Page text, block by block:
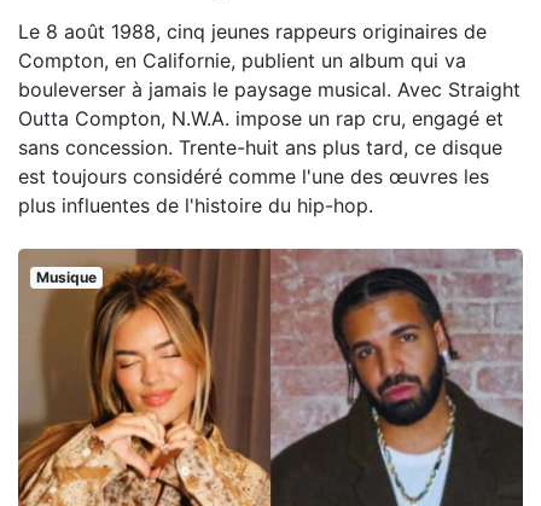
Le 8 août 1988, cinq jeunes rappeurs originaires de
Compton, en Californie, publient un album qui va
bouleverser à jamais le paysage musical. Avec Straight
Outta Compton, N.W.A. impose un rap cru, engagé et
sans concession. Trente-huit ans plus tard, ce disque
est toujours considéré comme l'une des œuvres les
plus influentes de l'histoire du hip-hop.
Musique